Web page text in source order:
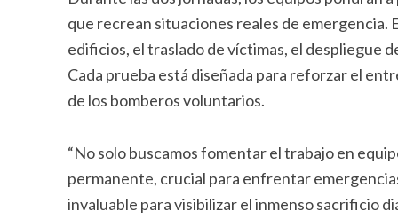
que recrean situaciones reales de emergencia.
edificios, el traslado de víctimas, el despliegue
Cada prueba está diseñada para reforzar el
de los bomberos voluntarios.
“No solo buscamos fomentar el trabajo en
permanente, crucial para enfrentar
invaluable para visibilizar el inmenso sacrificio